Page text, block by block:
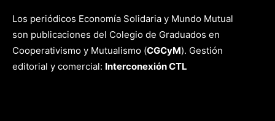
Los periódicos Economía Solidaria y Mundo Mutual
son publicaciones del Colegio de Graduados en
Cooperativismo y Mutualismo (CGCyM). Gestión
editorial y comercial: Interconexión CTL